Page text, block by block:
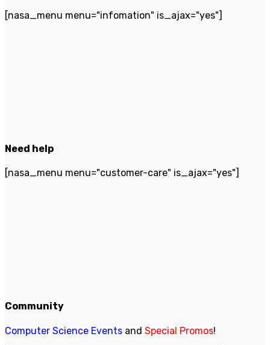
[nasa_menu menu="infomation" is_ajax="yes"]
Need help
[nasa_menu menu="customer-care" is_ajax="yes"]
Community
Computer Science Events and Special Promos!